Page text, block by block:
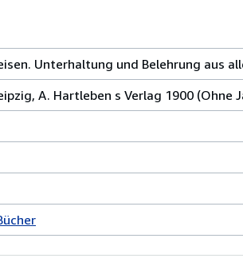
Unterhaltung und Belehrung aus
A. Hartleben s Verlag 1900 (Ohne